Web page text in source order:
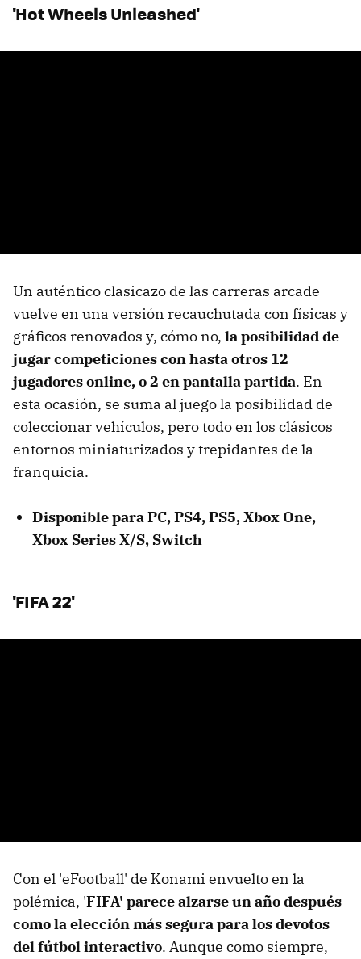
'Hot Wheels Unleashed'
Un auténtico clasicazo de las carreras arcade
vuelve en una versión recauchutada con físicas y
gráficos renovados y, cómo no, la posibilidad de
jugar competiciones con hasta otros 12
jugadores online, o 2 en pantalla partida. En
esta ocasión, se suma al juego la posibilidad de
coleccionar vehículos, pero todo en los clásicos
entornos miniaturizados y trepidantes de la
franquicia.
Disponible para PC, PS4, PS5, Xbox One,
Xbox Series X/S, Switch
'FIFA 22'
Con el 'eFootball' de Konami envuelto en la
polémica, 'FIFA' parece alzarse un año después
como la elección más segura para los devotos
del fútbol interactivo. Aunque como siempre,